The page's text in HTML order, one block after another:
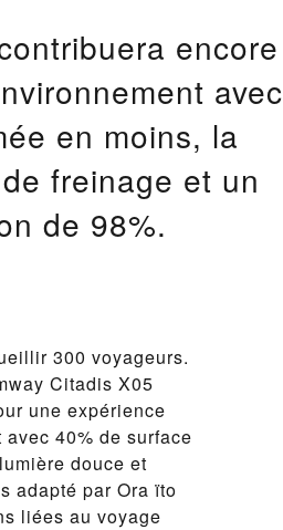
encore
avec
en moins, la
freinage et un
de 98%.
300 voyageurs.
Citadis X05
une expérience
40% de surface
douce et
adapté par Ora ïto
liées au voyage